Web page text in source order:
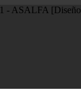
- ASALFA [Diseño